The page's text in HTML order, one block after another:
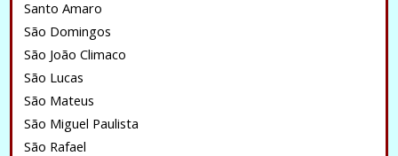
Santo Amaro
São Domingos
São João Climaco
São Lucas
São Mateus
São Miguel Paulista
São Rafael